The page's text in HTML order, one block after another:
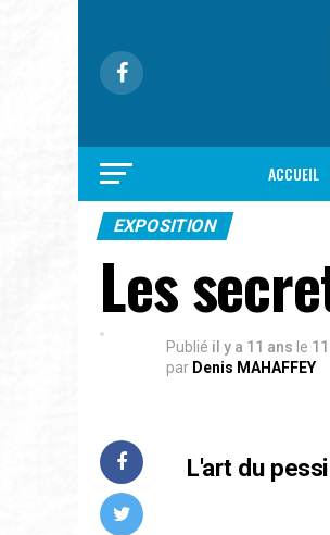
ACCUEIL
EXPOSITION
Les
Publié il y a 11 ans le
par Denis MAHAFFEY
L'art du